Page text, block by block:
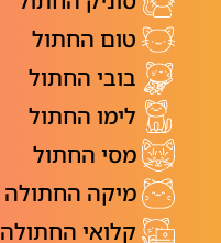
טום החתול
בובי החתול
לימו החתול
מסי החתול
מיקה החתולה
קלואי החתולה